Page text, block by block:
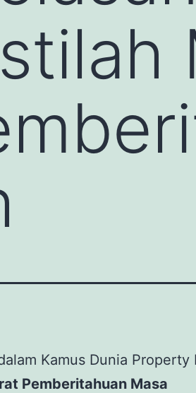
Kamus Dunia Property
Pemberitahuan Masa